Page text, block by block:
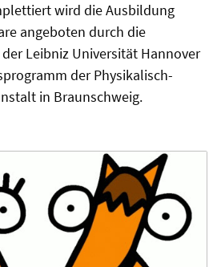
wird die Ausbildung
angeboten durch die
Leibniz Universität Hannover
der Physikalisch-
in Braunschweig.